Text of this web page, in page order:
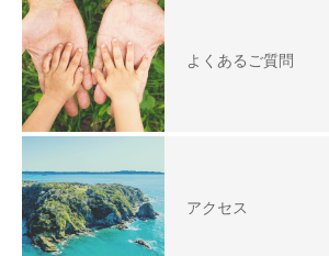
よくあるご質問
アクセス